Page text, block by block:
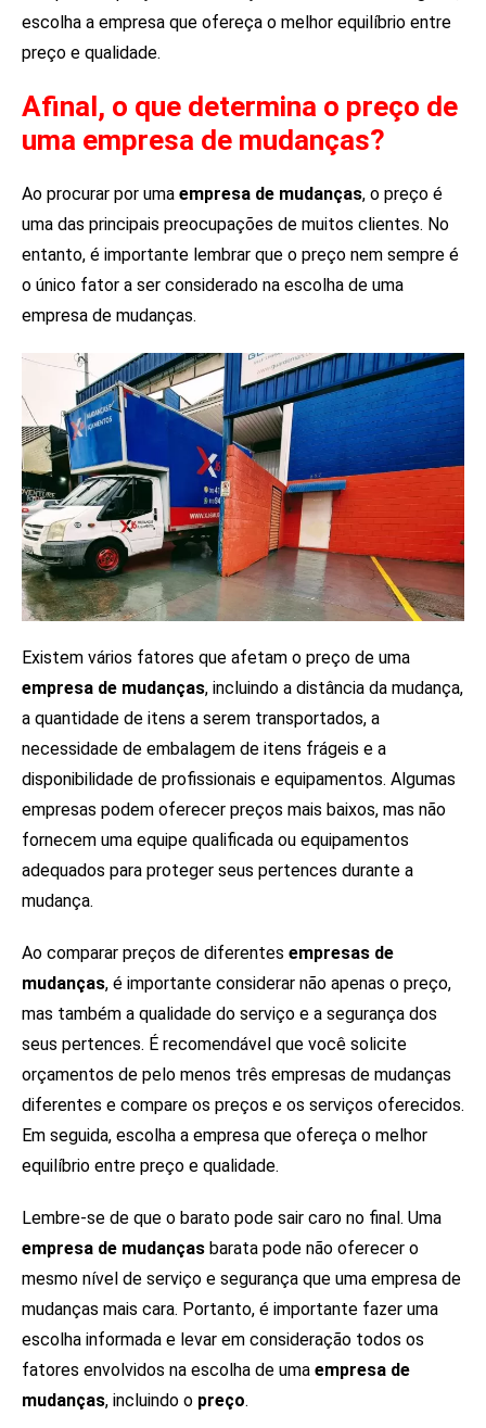
escolha a empresa que ofereça o melhor equilíbrio entre
preço e qualidade.
Afinal, o que determina o preço de
uma empresa de mudanças?
Ao procurar por uma empresa de mudanças, o preço é
uma das principais preocupações de muitos clientes. No
entanto, é importante lembrar que o preço nem sempre é
o único fator a ser considerado na escolha de uma
empresa de mudanças.
Existem vários fatores que afetam o preço de uma
empresa de mudanças, incluindo a distância da mudança,
a quantidade de itens a serem transportados, a
necessidade de embalagem de itens frágeis e a
disponibilidade de profissionais e equipamentos. Algumas
empresas podem oferecer preços mais baixos, mas não
fornecem uma equipe qualificada ou equipamentos
adequados para proteger seus pertences durante a
mudança.
Ao comparar preços de diferentes empresas de
mudanças, é importante considerar não apenas o preço,
mas também a qualidade do serviço e a segurança dos
seus pertences. É recomendável que você solicite
orçamentos de pelo menos três empresas de mudanças
diferentes e compare os preços e os serviços oferecidos.
Em seguida, escolha a empresa que ofereça o melhor
equilíbrio entre preço e qualidade.
Lembre-se de que o barato pode sair caro no final. Uma
empresa de mudanças barata pode não oferecer o
mesmo nível de serviço e segurança que uma empresa de
mudanças mais cara. Portanto, é importante fazer uma
escolha informada e levar em consideração todos os
fatores envolvidos na escolha de uma empresa de
mudanças, incluindo o preço.